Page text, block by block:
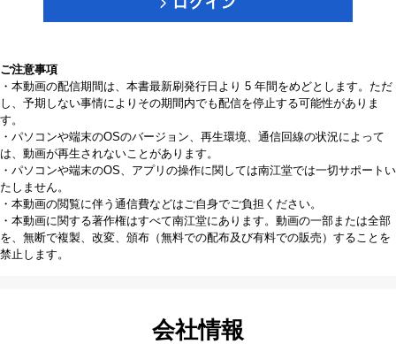
ご注意事項
・本動画の配信期間は、本書最新刷発行日より 5 年間をめどとします。ただ
し、予期しない事情によりその期間内でも配信を停止する可能性がありま
す。
・パソコンや端末のOSのバージョン、再生環境、通信回線の状況によって
は、動画が再生されないことがあります。
・パソコンや端末のOS、アプリの操作に関しては南江堂では一切サポートい
たしません。
・本動画の閲覧に伴う通信費などはご自身でご負担ください。
・本動画に関する著作権はすべて南江堂にあります。動画の一部または全部
を、無断で複製、改変、頒布（無料での配布及び有料での販売）することを
禁止します。
会社情報